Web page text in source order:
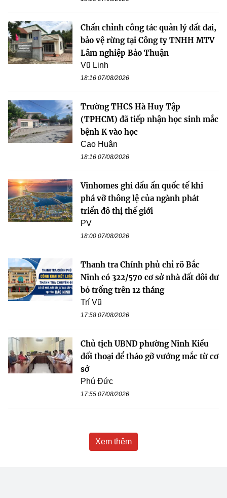
Chấn chỉnh công tác quản lý đất đai,
bảo vệ rừng tại Công ty TNHH MTV
Lâm nghiệp Bảo Thuận
Vũ Linh
18:16 07/08/2026
Trường THCS Hà Huy Tập
(TPHCM) đã tiếp nhận học sinh mắc
bệnh K vào học
Cao Huân
18:16 07/08/2026
Vinhomes ghi dấu ấn quốc tế khi
phá vỡ thông lệ của ngành phát
triển đô thị thế giới
PV
18:00 07/08/2026
Thanh tra Chính phủ chỉ rõ Bắc
Ninh có 322/570 cơ sở nhà đất dôi dư
bỏ trống trên 12 tháng
Trí Vũ
17:58 07/08/2026
Chủ tịch UBND phường Ninh Kiều
đối thoại để tháo gỡ vướng mắc từ cơ
sở
Phú Đức
17:55 07/08/2026
Xem thêm